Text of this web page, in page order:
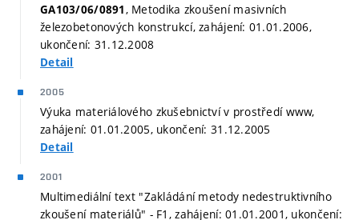
GA103/06/0891, Metodika zkoušení masivních
železobetonových konstrukcí, zahájení: 01.01.2006,
ukončení: 31.12.2008
Detail
2005
Výuka materiálového zkušebnictví v prostředí www,
zahájení: 01.01.2005, ukončení: 31.12.2005
Detail
2001
Multimediální text "Zakládání metody nedestruktivního
zkoušení materiálů" - F1, zahájení: 01.01.2001, ukončení: